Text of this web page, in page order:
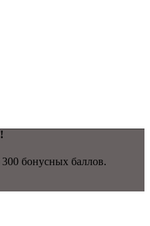
бонусных баллов.